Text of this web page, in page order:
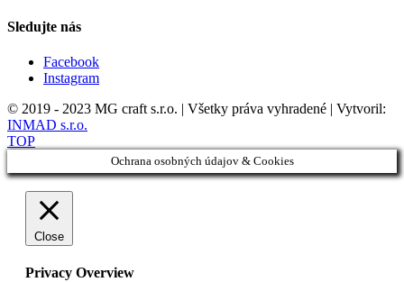
Sledujte nás
Facebook
Instagram
© 2019 - 2023 MG craft s.r.o. | Všetky práva vyhradené | Vytvoril:
INMAD s.r.o.
TOP
Ochrana osobných údajov & Cookies
Close
Privacy Overview